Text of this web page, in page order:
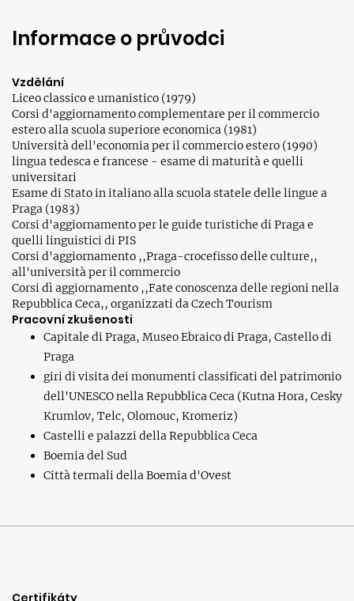
Informace o průvodci
Vzdělání
Liceo classico e umanistico (1979)
Corsi d'aggiornamento complementare per il commercio
estero alla scuola superiore economica (1981)
Università dell'economia per il commercio estero (1990)
lingua tedesca e francese - esame di maturità e quelli
universitari
Esame di Stato in italiano alla scuola statele delle lingue a
Praga (1983)
Corsi d'aggiornamento per le guide turistiche di Praga e
quelli linguistici di PIS
Corsi d'aggiornamento ,,Praga-crocefisso delle culture,,
all'università per il commercio
Corsi dì aggiornamento ,,Fate conoscenza delle regioni nella
Repubblica Ceca,, organizzati da Czech Tourism
Pracovní zkušenosti
Capitale di Praga, Museo Ebraico di Praga, Castello di
Praga
giri di visita dei monumenti classificati del patrimonio
dell'UNESCO nella Repubblica Ceca (Kutna Hora, Cesky
Krumlov, Telc, Olomouc, Kromeriz)
Castelli e palazzi della Repubblica Ceca
Boemia del Sud
Città termali della Boemia d'Ovest